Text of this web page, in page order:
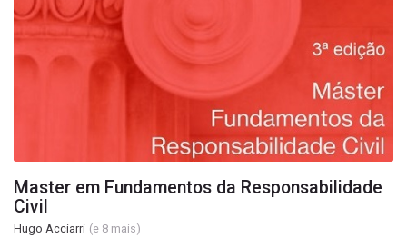
Master em Fundamentos da Responsabilidade
Civil
Hugo Acciarri (e 8 mais)